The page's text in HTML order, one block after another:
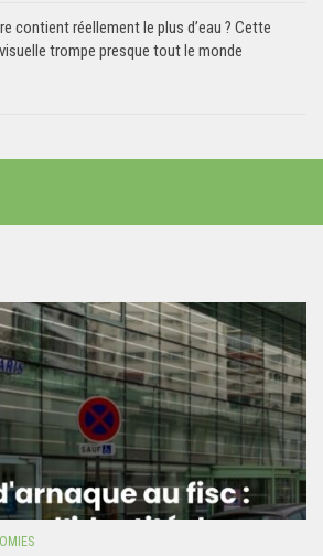
contient réellement le plus d’eau ? Cette
trompe presque tout le monde